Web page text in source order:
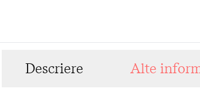
Descriere Alte